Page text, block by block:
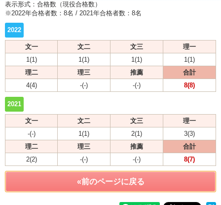
表示形式：合格数（現役合格数）
※2022年合格者数：8名 / 2021年合格者数：8名
2022
文一 文二 文三
理一
1(1)
1(1) 1(1)
1(1)
理二
理三 推薦
合計
4(4)
-(-) -(-) 8(8)
2021
文一 文二 文三
理一
-(-)
1(1) 2(1)
3(3)
理二
理三 推薦
合計
2(2)
-(-) -(-) 8(7)
«前のページに戻る